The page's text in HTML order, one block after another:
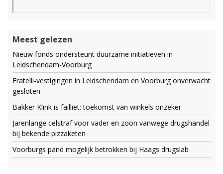
Meest gelezen
Nieuw fonds ondersteunt duurzame initiatieven in
Leidschendam-Voorburg
Fratelli-vestigingen in Leidschendam en Voorburg onverwacht
gesloten
Bakker Klink is failliet: toekomst van winkels onzeker
Jarenlange celstraf voor vader en zoon vanwege drugshandel
bij bekende pizzaketen
Voorburgs pand mogelijk betrokken bij Haags drugslab